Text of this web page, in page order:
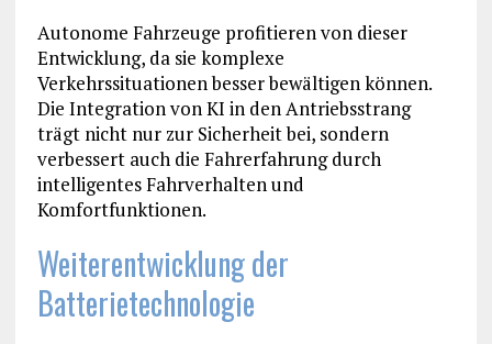
Autonome Fahrzeuge profitieren von dieser
Entwicklung, da sie komplexe
Verkehrssituationen besser bewältigen können.
Die Integration von KI in den Antriebsstrang
trägt nicht nur zur Sicherheit bei, sondern
verbessert auch die Fahrerfahrung durch
intelligentes Fahrverhalten und
Komfortfunktionen.
Weiterentwicklung der
Batterietechnologie